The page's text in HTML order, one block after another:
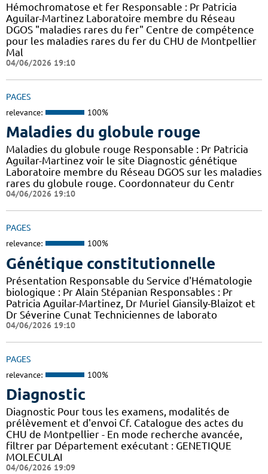
Hémochromatose et fer Responsable : Pr Patricia
Aguilar-Martinez Laboratoire membre du Réseau
DGOS "maladies rares du fer" Centre de compétence
pour les maladies rares du fer du CHU de Montpellier
Mal
04/06/2026 19:10
PAGES
relevance: 100%
Maladies du globule rouge
Maladies du globule rouge Responsable : Pr Patricia
Aguilar-Martinez voir le site Diagnostic génétique
Laboratoire membre du Réseau DGOS sur les maladies
rares du globule rouge. Coordonnateur du Centr
04/06/2026 19:10
PAGES
relevance: 100%
Génétique constitutionnelle
Présentation Responsable du Service d'Hématologie
biologique : Pr Alain Stépanian Responsables : Pr
Patricia Aguilar-Martinez, Dr Muriel Giansily-Blaizot et
Dr Séverine Cunat Techniciennes de laborato
04/06/2026 19:10
PAGES
relevance: 100%
Diagnostic
Diagnostic Pour tous les examens, modalités de
prélèvement et d'envoi Cf. Catalogue des actes du
CHU de Montpellier - En mode recherche avancée,
filtrer par Département exécutant : GENETIQUE
MOLECULAI
04/06/2026 19:09